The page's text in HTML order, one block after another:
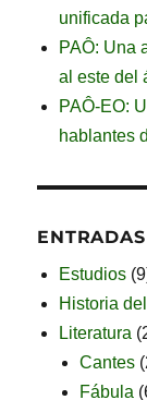
unificada
PAÔ: Una
al este del
PAÔ-EO:
hablantes
Estudios
Historia
Literatura
Cantes
Fábula